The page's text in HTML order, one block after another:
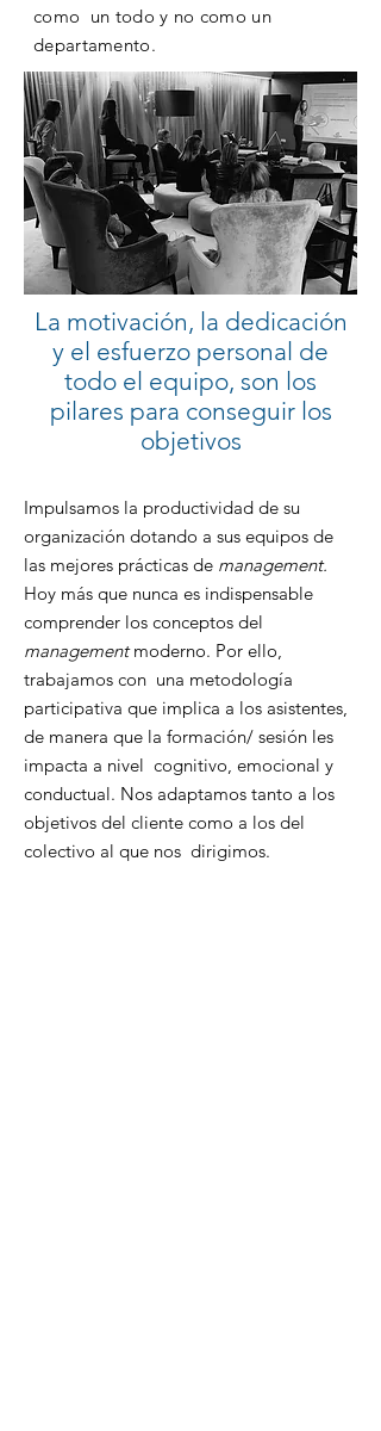
como un todo y no como un
departamento.
La motivación, la dedicación
y el esfuerzo personal de
todo el equipo, son los
pilares para conseguir los
objetivos
Impulsamos la productividad de su
organización dotando a sus equipos de
las mejores prácticas de management.
Hoy más que nunca es indispensable
comprender los conceptos del
managementmoderno. Por ello,
trabajamos con una metodología
participativa que implica a los asistentes,
de manera que la formación/ sesión les
impacta a nivel cognitivo, emocional y
conductual. Nos adaptamos tanto a los
objetivos del cliente como a los del
colectivo al que nos dirigimos.